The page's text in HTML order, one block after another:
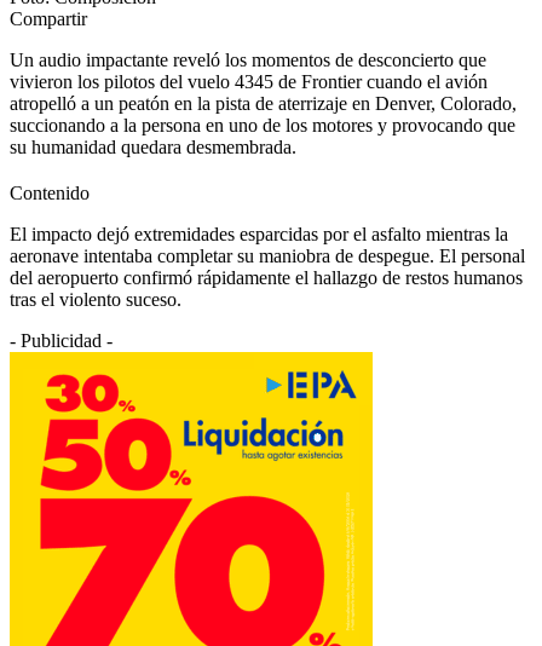
Compartir
Un audio impactante reveló los momentos de desconcierto que
vivieron los pilotos del vuelo 4345 de Frontier cuando el avión
atropelló a un peatón en la pista de aterrizaje en Denver, Colorado,
succionando a la persona en uno de los motores y provocando que
su humanidad quedara desmembrada.
Contenido
El impacto dejó extremidades esparcidas por el asfalto mientras la
aeronave intentaba completar su maniobra de despegue. El personal
del aeropuerto confirmó rápidamente el hallazgo de restos humanos
tras el violento suceso.
- Publicidad -